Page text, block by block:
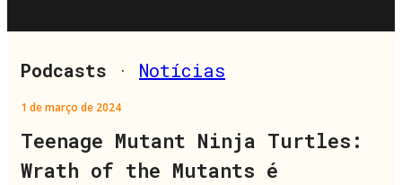
Podcasts · Notícias
1 de março de 2024
Teenage Mutant Ninja Turtles:
Wrath of the Mutants é